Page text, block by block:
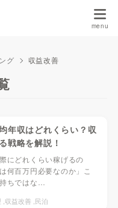
グ 収益改善
年収はどれくらい？収
戦略を解説！
にどれくらい稼げるの
何百万円必要なのか」こ
ちではな…
収益改善 民泊